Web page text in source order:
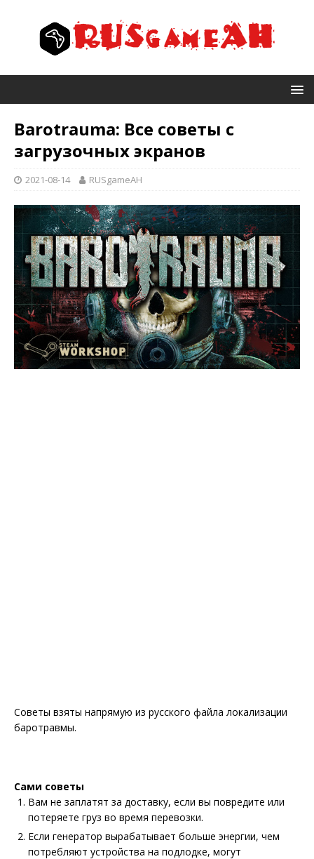
Barotrauma: Все советы с
загрузочных экранов
2021-08-14 RUSgameAH
Советы взяты напрямую из русского файла локализации
баротравмы.
Сами советы
Вам не заплатят за доставку, если вы повредите или
потеряете груз во время перевозки.
Если генератор вырабатывает больше энергии, чем
потребляют устройства на подлодке, могут